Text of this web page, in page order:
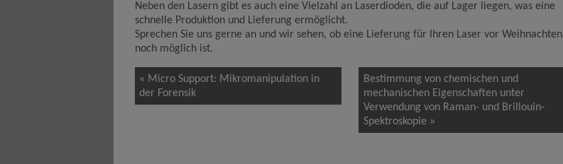
Neben den Lasern gibt es auch eine Vielzahl an Laserdioden, die auf Lager liegen, was eine
schnelle Produktion und Lieferung ermöglicht.
Sprechen Sie uns gerne an und wir sehen, ob eine Lieferung für Ihren Laser vor Weihnachten
noch möglich ist.
Bestimmung von chemischen und
mechanischen Eigenschaften unter
Verwendung von Raman- und Brillouin-
Spektroskopie »
« Micro Support: Mikromanipulation in
der Forensik